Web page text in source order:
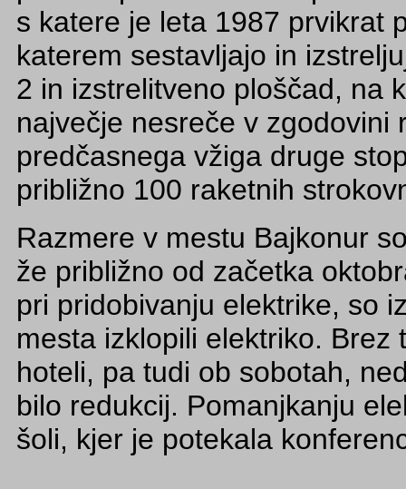
s katere je leta 1987 prvikrat
katerem sestavljajo in
2 in izstrelitveno ploščad, na
največje nesreče v zgodovini
predčasnega vžiga druge
približno 100 raketnih
Razmere v mestu Bajkonur
že približno od začetka
pri pridobivanju elektrike, so
mesta izklopili elektriko.
hoteli, pa tudi ob sobotah,
bilo redukcij. Pomanjkanju
šoli, kjer je potekala